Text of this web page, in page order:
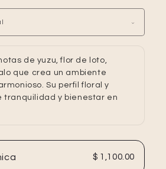
de yuzu, flor de loto,
que crea un ambiente
Su perfil floral y
tranquilidad y bienestar en
$ 1,100.00